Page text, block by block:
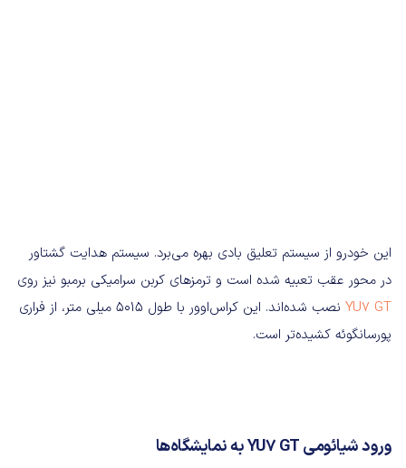
این خودرو از سیستم تعلیق بادی بهره می‌برد. سیستم هدایت گشتاور
در محور عقب تعبیه شده است و ترمزهای کربن سرامیکی برمبو نیز روی
YU7 GT
نصب شده‌اند. این کراس‌اوور با طول ۵۰۱۵ میلی متر، از فراری
پورسانگوئه کشیده‌تر است.
ورود شیائومی YU7 GT به نمایشگاه‌ها